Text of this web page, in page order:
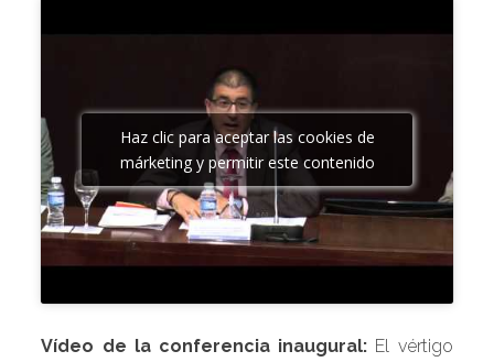
Haz clic para aceptar las cookies de
márketing y permitir este contenido
Vídeo de la conferencia inaugural: El vértigo